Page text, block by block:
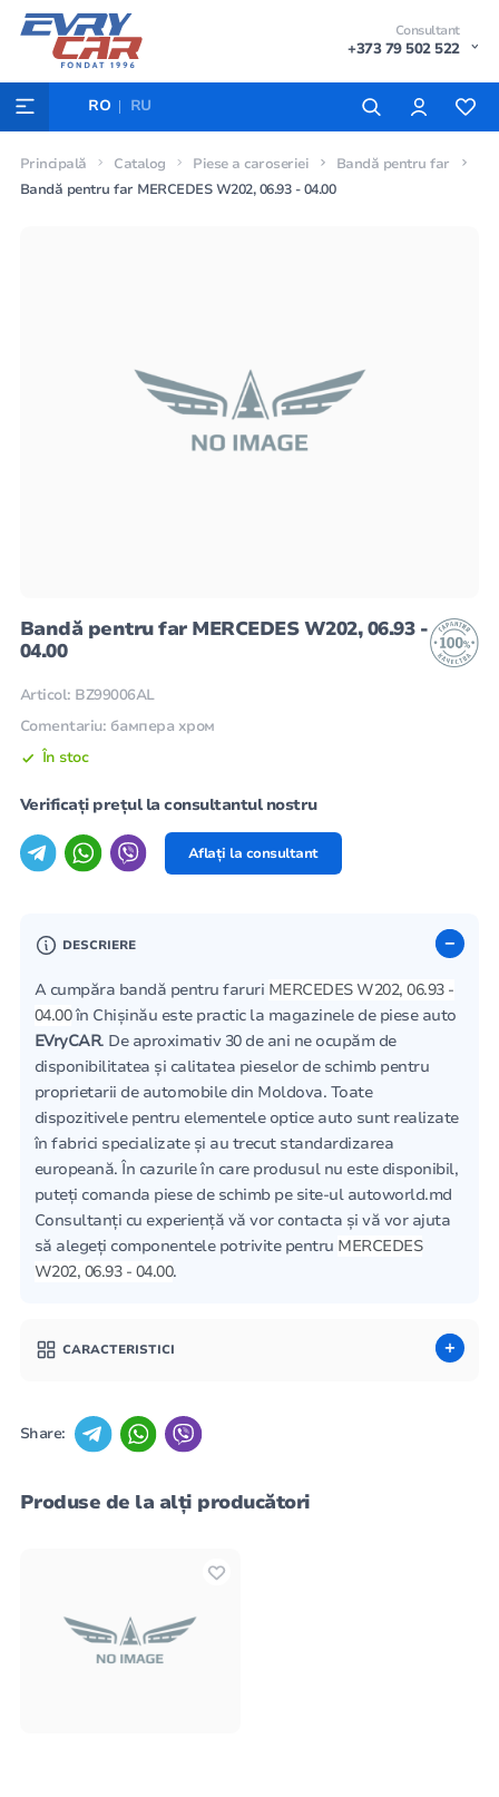
Consultant
+373 79 502 522
RO RU
Principală Catalog Piese a caroseriei
Bandă pentru far
Bandă pentru far MERCEDES W202, 06.93 - 04.00
Bandă pentru far MERCEDES W202, 06.93 -
04.00
Articol: BZ99006AL
Comentariu: бампера хром
În stoc
Verificați prețul la consultantul nostru
Aflați la consultant
DESCRIERE
A cumpăra bandă pentru faruri MERCEDES W202, 06.93 -
04.00în Chișinău este practic la magazinele de piese auto
EVryCAR. De aproximativ 30 de ani ne ocupăm de
disponibilitatea și calitatea pieselor de schimb pentru
proprietarii de automobile din Moldova. Toate
dispozitivele pentru elementele optice auto sunt realizate
în fabrici specializate și au trecut standardizarea
europeană. În cazurile în care produsul nu este disponibil,
puteți comanda piese de schimb pe site-ul autoworld.md
Consultanți cu experiență vă vor contacta și vă vor ajuta
să alegeți componentele potrivite pentru MERCEDES
W202, 06.93 - 04.00.
CARACTERISTICI
Share:
Produse de la alți producători